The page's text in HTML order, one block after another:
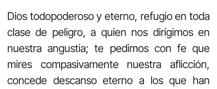
Dios todopoderoso y eterno, refugio en toda
clase de peligro, a quien nos dirigimos en
nuestra angustia; te pedimos con fe que
mires compasivamente nuestra aflicción,
concede descanso eterno a los que han